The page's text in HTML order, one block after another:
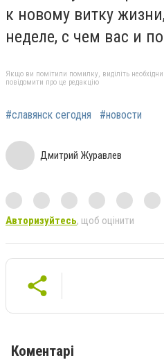
к новому витку
неделе, с чем вас и
Якщо ви помітили помилку, виділіть
повідомити про це редакцію
#славянск сегодня #новости
Дмитрий Журавлев
Авторизуйтесь, щоб оцінити
Коментарі